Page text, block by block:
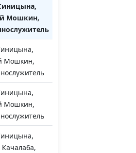
Мошкин,
Мошкин,
Мошкин,